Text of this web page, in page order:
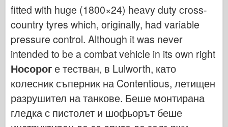
Модели на ИБГ
Icm
Италиери
Легенда
Модел менг
Тамия
Tristar
fitted with huge (1800×24) heavy duty cross-
country tyres which, originally, had variable
pressure control. Although it was never
intended to be a combat vehicle in its own right
Носороге тестван, в Lulworth, като
колесник съперник на Contentious, летищен
разрушител на танкове. Беше монтирана
гледка с пистолет и шофьорът беше